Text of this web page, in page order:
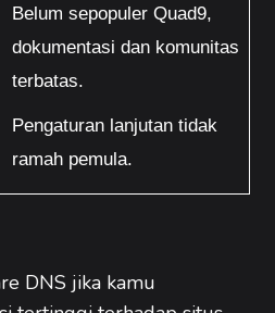
Belum sepopuler Quad9,
dokumentasi dan komunitas
terbatas.
Pengaturan lanjutan tidak
ramah pemula.
DNS jika kamu